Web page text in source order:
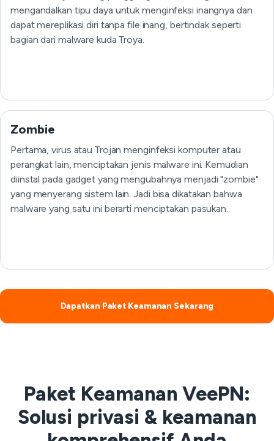
mengandalkan tipu daya untuk menginfeksi inangnya dan
dapat mereplikasi diri tanpa file inang, bertindak seperti
bagian dari malware kuda Troya.
Zombie
Pertama, virus atau Trojan menginfeksi komputer atau
perangkat lain, menciptakan jenis malware ini. Kemudian
diinstal pada gadget yang mengubahnya menjadi "zombie"
yang menyerang sistem lain. Jadi bisa dikatakan bahwa
malware yang satu ini berarti menciptakan pasukan.
Dapatkan Paket Keamanan Sekarang
Paket Keamanan VeePN:
Solusi privasi & keamanan